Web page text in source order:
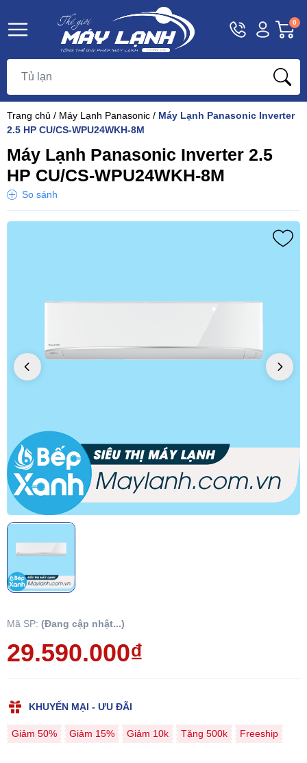
Hotline
1800
Tài
khoản
Khách
0
Trang chủ / Máy Lạnh Panasonic / Máy Lạnh Panasonic Inverter
2.5 HP CU/CS-WPU24WKH-8M
Máy Lạnh Panasonic Inverter 2.5
HP CU/CS-WPU24WKH-8M
So sánh
Mã SP: (Đang cập nhật...)
29.590.000₫
KHUYẾN MẠI - ƯU ĐÃI
Giảm 50% Giảm 15% Giảm 10k Tặng 500k Freeship